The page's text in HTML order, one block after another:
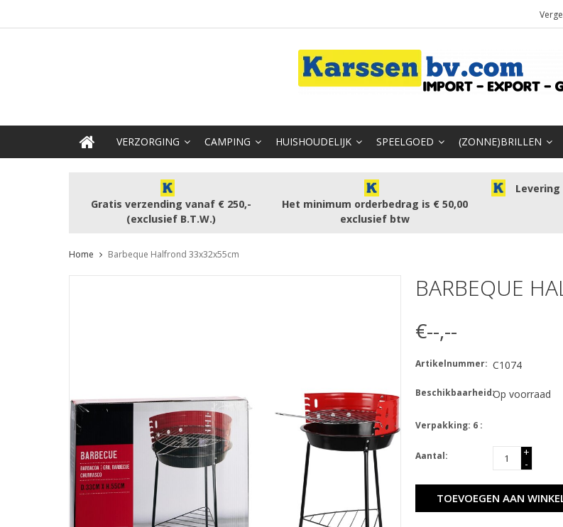
VERZORGING CAMPING HUISHOUDELIJK SPEELGOED (ZONNE)BRILLEN
Gratis verzending vanaf € 250,-
(exclusief B.T.W.)
Het minimum orderbedrag is € 50,00
exclusief btw
Home Barbeque Halfrond 33x32x55cm
BARBEQUE
€--,--
Artikelnummer: C1074
Beschikbaarheid:Op voorraad
Verpakking: 6 :
Aantal:
+
-
TOEVOEGEN AAN